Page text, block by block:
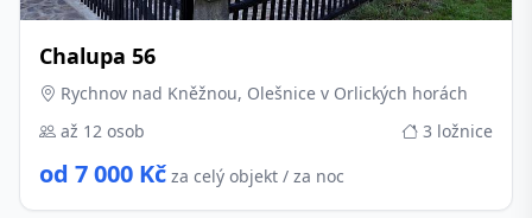
Chalupa 56
Rychnov nad Kněžnou, Olešnice v Orlických horách
až 12 osob
3 ložnice
od 7 000 Kč za celý objekt / za noc